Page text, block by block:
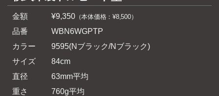
金額 ¥9,350（本体価格：¥8,500）
品番
WBN6WGPTP
カラー
9595(Nブラック/Nブラック)
サイズ
84cm
直径
63mm平均
重さ
760g平均